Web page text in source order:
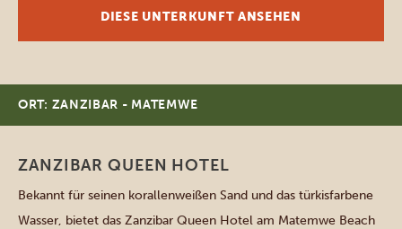
großen Swimmingpool entspannen oder im Spa wohltuende
DIESE UNTERKUNFT ANSEHEN
ORT: ZANZIBAR - MATEMWE
ZANZIBAR QUEEN HOTEL
Bekannt für seinen korallenweißen Sand und das türkisfarbene
Wasser, bietet das Zanzibar Queen Hotel am Matemwe Beach